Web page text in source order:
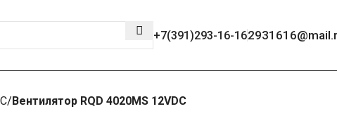
+7(391)293-16-16
Вентилятор RQD 4020MS 12VDC